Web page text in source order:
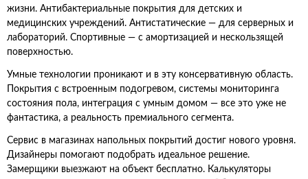
жизни. Антибактериальные покрытия для детских и
медицинских учреждений. Антистатические — для серверных и
лабораторий. Спортивные — с амортизацией и нескользящей
поверхностью.
Умные технологии проникают и в эту консервативную область.
Покрытия с встроенным подогревом, системы мониторинга
состояния пола, интеграция с умным домом — все это уже не
фантастика, а реальность премиального сегмента.
Сервис в магазинах напольных покрытий достиг нового уровня.
Дизайнеры помогают подобрать идеальное решение.
Замерщики выезжают на объект бесплатно. Калькуляторы